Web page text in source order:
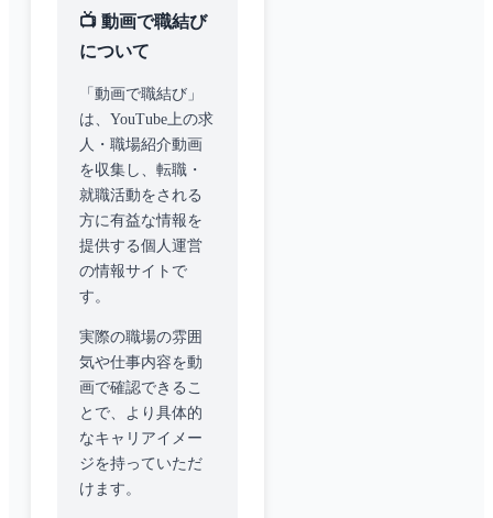
📺 動画で職結び
について
「動画で職結び」
は、YouTube上の求
人・職場紹介動画
を収集し、転職・
就職活動をされる
方に有益な情報を
提供する個人運営
の情報サイトで
す。
実際の職場の雰囲
気や仕事内容を動
画で確認できるこ
とで、より具体的
なキャリアイメー
ジを持っていただ
けます。